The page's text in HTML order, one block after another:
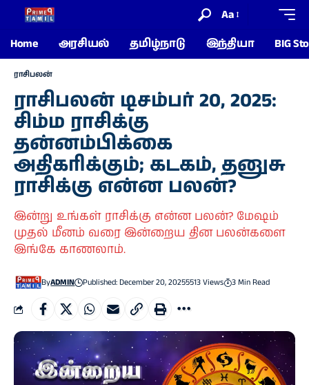
Aa
Home
அரசியல் தமிழ்நாடு இந்தியா BIG
ராசிபலன்
ராசிபலன் டிசம்பர் 20, 2025:
சிம்ம ராசிக்கு
தன்னம்பிக்கை
அதிகரிக்கும்; கடகம், தனுசு
ராசிக்கு என்ன பலன்?
இன்று உங்கள் ராசிக்கு என்ன பலன்? மேஷம்
முதல் மீனம் வரை இன்றைய தின பலன்களை
இங்கே காணலாம்.
ByADMIN Published: December 20, 20255513 Views 3 Min Read